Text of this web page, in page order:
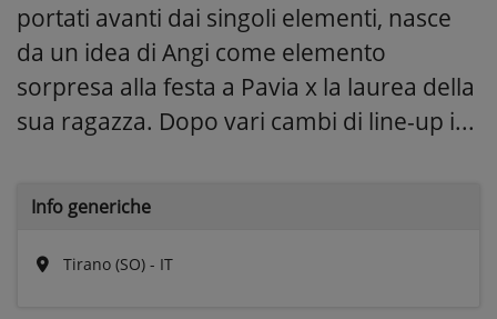
portati avanti dai singoli elementi, nasce
da un idea di Angi come elemento
sorpresa alla festa a Pavia x la laurea della
sua ragazza. Dopo vari cambi di line-up i...
Info generiche
Tirano (SO) - IT